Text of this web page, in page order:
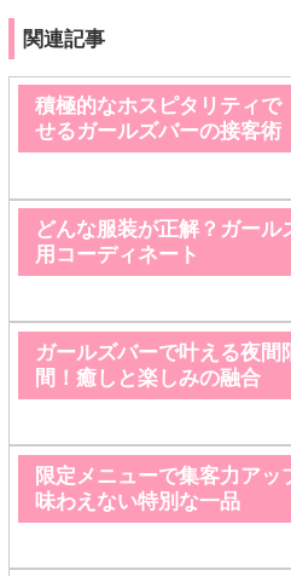
関連記事
積極的なホスピタリティで
せるガールズバーの接客術
どんな服装が正解？ガー
用コーディネート
ガールズバーで叶える夜間
間！癒しと楽しみの融合
限定メニューで集客力ア
味わえない特別な一品